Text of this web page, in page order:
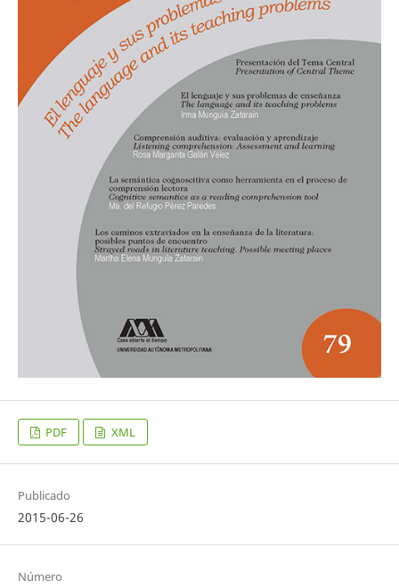
PDF XML
Publicado
2015-06-26
Número